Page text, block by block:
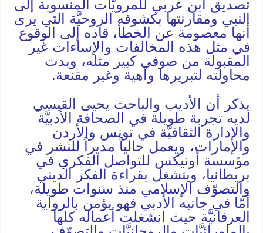
تصديق ابن عربي للمرويّات المنسوبة إلى
النبي ومقارنتها بكشوفه الروحيَّة التي يرى
أنها معصومة عن الخطأ، قاده إلى الوقوع
في مثل هذه المخالفات والإساءات غير
المقبولة من صوفي كبير مثله، وبدت
محاولته لتبريرها واهية وغير مقنعة.
يذكر أن الأديب والباحث يحيى القيسي
لديه تجربة طويلة في الصحافة الأدبيَّة
والإدارة الثقافيَّة في تونس والأردن
والإمارات، ويعمل حالياً مديراً للنشر في
مؤسسة أونيكس للتواصل الفكري في
بريطانيا، وينشغل بقراءة الفكر الديني
والتصوّف الإسلامي منذ سنوات طويلة،
أمّا في جانبه الأدبي فهو يؤمن بالرواية
العرفانيَّة حيث انشغلت أعماله كلها